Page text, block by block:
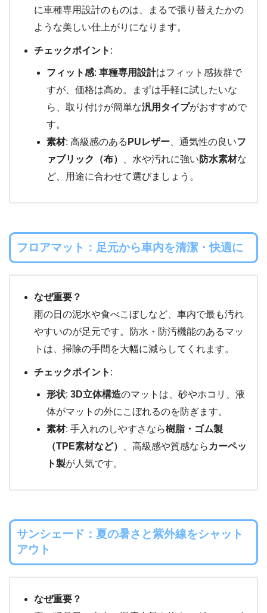
に車種専用設計のものは、まるで張り替えたかの
ような美しい仕上がりになります。
チェックポイント :
フィット感: 車種専用設計はフィット感抜群で
すが、価格は高め。まずは手軽に試したいな
ら、取り付けが簡単な汎用タイプがおすすめで
す。
素材: 高級感のある PUレザー、通気性の良いフ
ァブリック（布）
、水や汚れに強い 防水素材な
ど、用途に合わせて選びましょう。
フロアマット：足元から車内を清潔・快適に
なぜ重要？
雨の日の泥水や食べこぼしなど、車内で最も汚れ
やすいのが足元です。防水・防汚機能のあるマッ
トは、掃除の手間を大幅に減らしてくれます。
チェックポイント :
形状: 3D立体構造のマットは、砂やホコリ、液
体がマットの外にこぼれるのを防ぎます。
素材: 手入れのしやすさなら樹脂・ゴム製
（TPE素材など）
、高級感や質感なら カーペッ
ト製が人気です。
サンシェード：夏の暑さと紫外線をシャット
アウト
なぜ重要？